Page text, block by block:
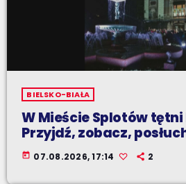
BIELSKO-BIAŁA
W Mieście Splotów
Przyjdź, zobacz,
today 07.08.2026, 17:14 2